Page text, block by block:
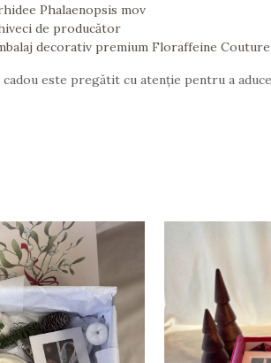
Phalaenopsis mov
de producător
decorativ premium Floraffeine Couture
cadou este pregătit cu atenție pentru a